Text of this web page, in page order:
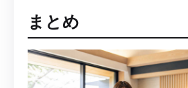
まとめ